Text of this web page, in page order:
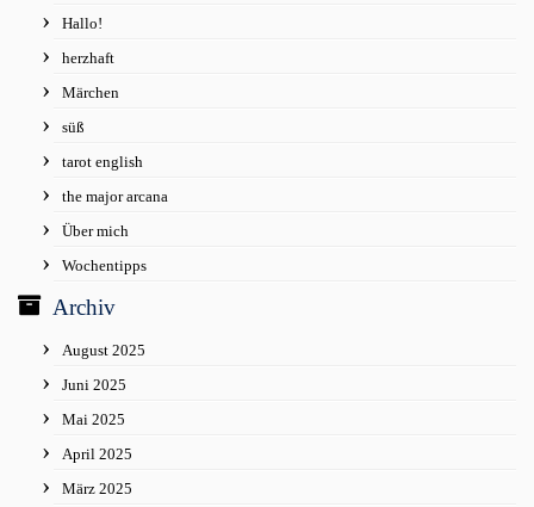
Hallo!
herzhaft
Märchen
süß
tarot english
the major arcana
Über mich
Wochentipps
Archiv
August 2025
Juni 2025
Mai 2025
April 2025
März 2025